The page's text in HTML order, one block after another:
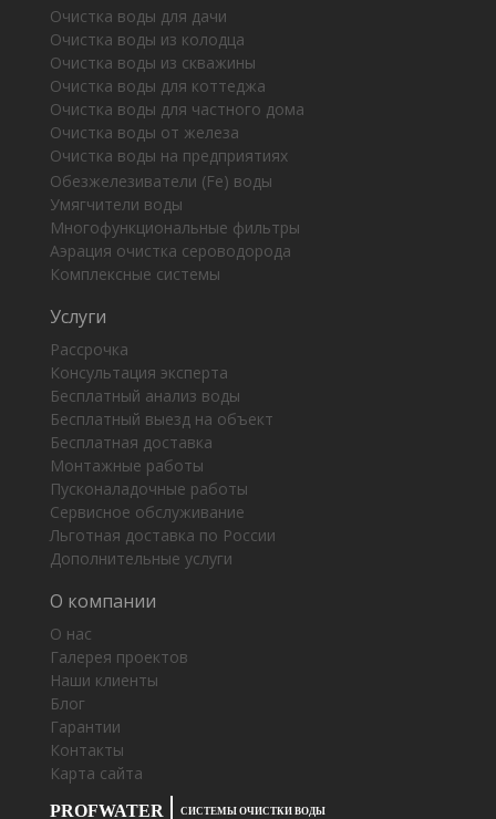
Очистка воды для дачи
Очистка воды из колодца
Очистка воды из скважины
Очистка воды для коттеджа
Очистка воды для частного дома
Очистка воды от железа
Очистка воды на предприятиях
Обезжелезиватели (Fe) воды
Умягчители воды
Многофункциональные фильтры
Аэрация очистка сероводорода
Комплексные системы
Услуги
Рассрочка
Консультация эксперта
Бесплатный анализ воды
Бесплатный выезд на объект
Бесплатная доставка
Монтажные работы
Пусконаладочные работы
Сервисное обслуживание
Льготная доставка по России
Дополнительные услуги
О компании
О нас
Галерея проектов
Наши клиенты
Блог
Гарантии
Контакты
Карта сайта
PROFWATER СИСТЕМЫ ОЧИСТКИ ВОДЫ